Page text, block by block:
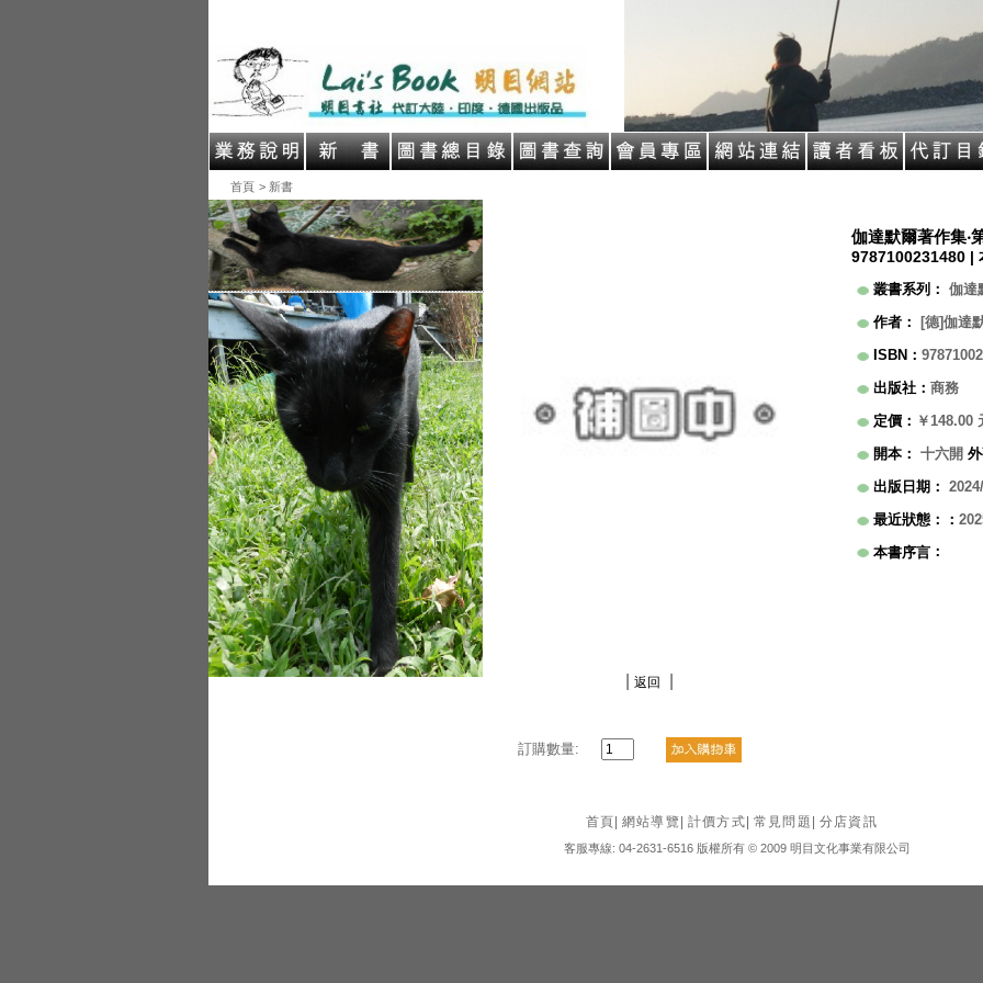
首頁 > 新書
返回
訂購數量:
伽達默爾著作集‧
9787100231480 |
叢書系列 ： 伽達
作者 ：
[德]伽達
ISBN ：
出版社 ： 商務
定價 ： ￥148.00
開本 ： 十六開
出版日期 ：
最近狀態：
：
本書序言 ：
首頁 網站導覽 計價方式 常見問題 分店資訊
客服專線: 04-2631-6516 版權所有 © 2009 明目文化事業有限公司